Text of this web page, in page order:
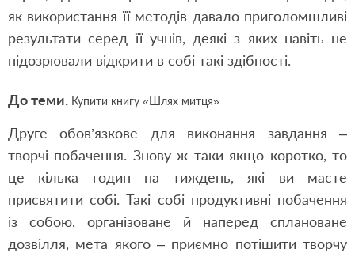
як використання її методів давало приголомшливі
результати серед її учнів, деякі з яких навіть не
підозрювали відкрити в собі такі здібності.
До теми. Купити книгу «Шлях митця»
Друге обов’язкове для виконання завдання –
творчі побачення. Знову ж таки якщо коротко, то
це кілька годин на тиждень, які ви маєте
присвятити собі. Такі собі продуктивні побачення
із собою, організоване й наперед сплановане
дозвілля, мета якого – приємно потішити творчу